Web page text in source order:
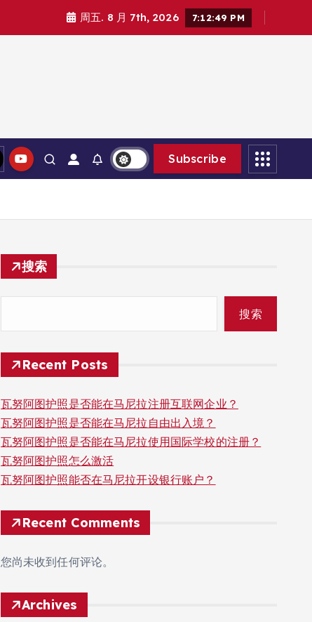
周五. 8 月 7th, 2026 7:12:50 PM
Subscribe
搜索
搜索
Recent Posts
瓦努阿图护照是否能在马尼拉注册互联网企业？
瓦努阿图护照是否能在马尼拉自由出入境？
瓦努阿图护照是否能在马尼拉使用国际学校的注册？
瓦努阿图护照怎么激活
瓦努阿图护照能否在马尼拉开设银行账户？
Recent Comments
您尚未收到任何评论。
Archives